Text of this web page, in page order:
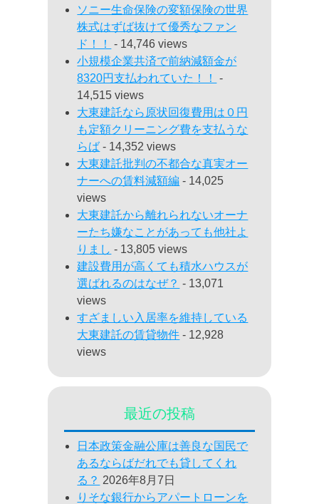
ソニー生命保険の変額保険の世界
株式はずば抜けて優秀なファン
ド！！
- 14,746 views
小規模企業共済で前納減額金が
8320円支払われていた！！
-
14,515 views
大東建託なら原状回復費用は０円
も定額クリーニング費を支払うな
らば - 14,352 views
大東建託批判の不都合な真実オー
ナーへの賃料減額編 - 14,025
views
大東建託から離れられないオーナ
ーたち嫌なことがあっても他社よ
りまし - 13,805 views
建設費用が高くても積水ハウスが
選ばれるのはなぜ？ - 13,071
views
すざましい入居率を維持している
大東建託の賃貸物件 - 12,928
views
最近の投稿
日本政策金融公庫は善良な国民で
あるならばだれでも貸してくれ
る？ 2026年8月7日
りそな銀行からアパートローンを